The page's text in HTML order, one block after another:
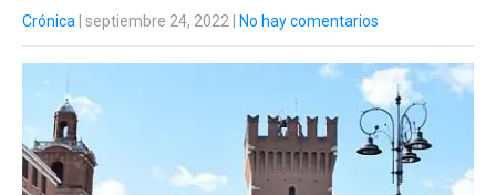
Crónica | septiembre 24, 2022 No hay comentarios